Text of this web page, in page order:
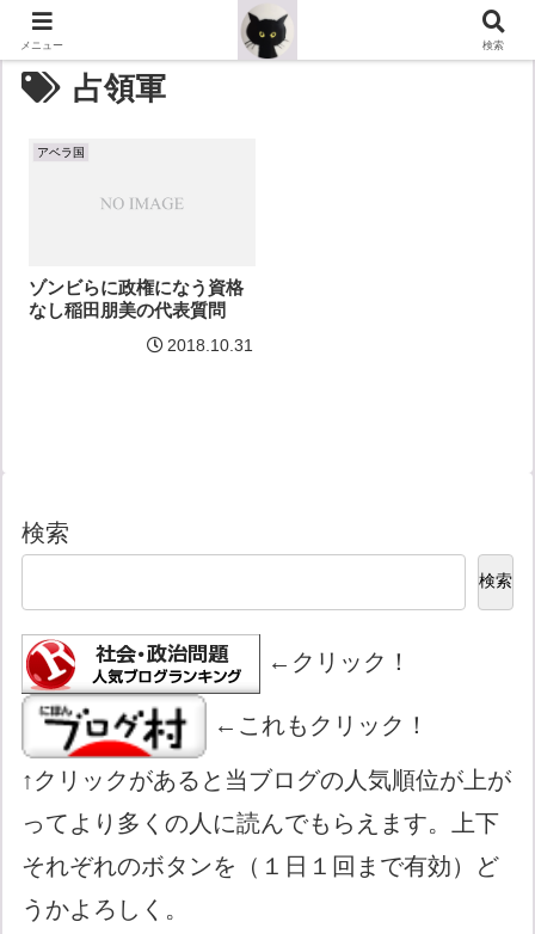
占領軍
アベラ国
ゾンビらに政権になう資格
なし稲田朋美の代表質問
2018.10.31
検索
検索
←クリック！
←これもクリック！
↑クリックがあると当ブログの人気順位が上が
ってより多くの人に読んでもらえます。上下
それぞれのボタンを（１日１回まで有効）ど
うかよろしく。
メニュー 検索